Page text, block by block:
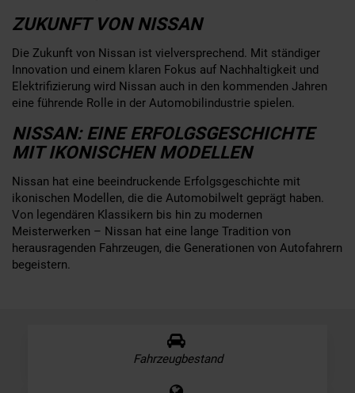
ZUKUNFT VON NISSAN
Die Zukunft von Nissan ist vielversprechend. Mit ständiger
Innovation und einem klaren Fokus auf Nachhaltigkeit und
Elektrifizierung wird Nissan auch in den kommenden Jahren
eine führende Rolle in der Automobilindustrie spielen.
NISSAN: EINE ERFOLGSGESCHICHTE
MIT IKONISCHEN MODELLEN
Nissan hat eine beeindruckende Erfolgsgeschichte mit
ikonischen Modellen, die die Automobilwelt geprägt haben.
Von legendären Klassikern bis hin zu modernen
Meisterwerken – Nissan hat eine lange Tradition von
herausragenden Fahrzeugen, die Generationen von Autofahrern
begeistern.
Fahrzeugbestand